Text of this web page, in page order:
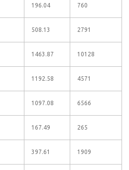
196.04 760
508.13 2791
1463.87 10128
1192.58 4571
1097.08 6566
167.49 265
397.61 1909